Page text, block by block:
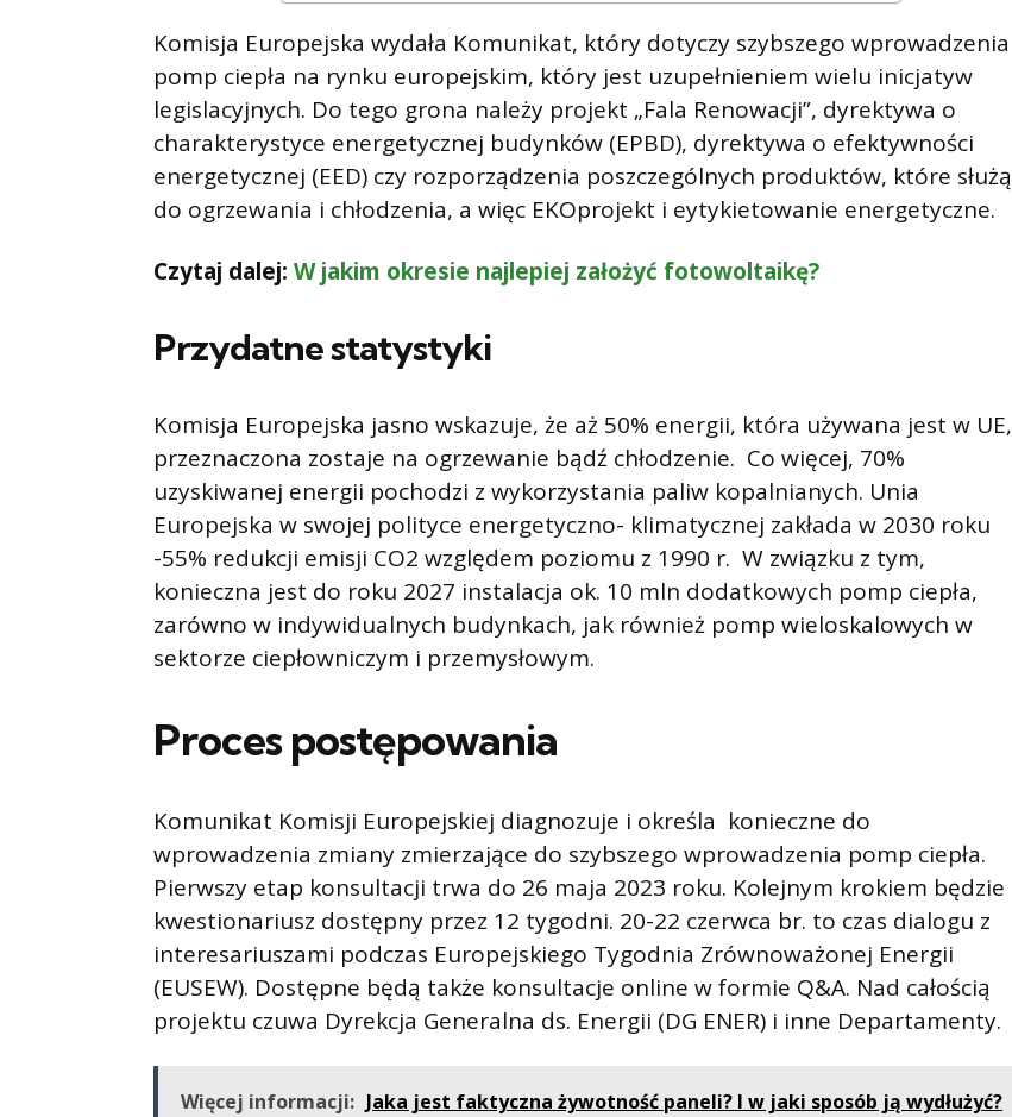
Komisja Europejska wydała Komunikat, który dotyczy szybszego wprowadzenia
pomp ciepła na rynku europejskim, który jest uzupełnieniem wielu inicjatyw
legislacyjnych. Do tego grona należy projekt „Fala Renowacji”, dyrektywa o
charakterystyce energetycznej budynków (EPBD), dyrektywa o efektywności
energetycznej (EED) czy rozporządzenia poszczególnych produktów, które służą
do ogrzewania i chłodzenia, a więc EKOprojekt i eytykietowanie energetyczne.
Czytaj dalej: W jakim okresie najlepiej założyć fotowoltaikę?
Przydatne statystyki
Komisja Europejska jasno wskazuje, że aż 50% energii, która używana jest w UE,
przeznaczona zostaje na ogrzewanie bądź chłodzenie. Co więcej, 70%
uzyskiwanej energii pochodzi z wykorzystania paliw kopalnianych. Unia
Europejska w swojej polityce energetyczno- klimatycznej zakłada w 2030 roku
-55% redukcji emisji CO2 względem poziomu z 1990 r. W związku z tym,
konieczna jest do roku 2027 instalacja ok. 10 mln dodatkowych pomp ciepła,
zarówno w indywidualnych budynkach, jak również pomp wieloskalowych w
sektorze ciepłowniczym i przemysłowym.
Proces postępowania
Komunikat Komisji Europejskiej diagnozuje i określa konieczne do
wprowadzenia zmiany zmierzające do szybszego wprowadzenia pomp ciepła.
Pierwszy etap konsultacji trwa do 26 maja 2023 roku. Kolejnym krokiem będzie
kwestionariusz dostępny przez 12 tygodni. 20-22 czerwca br. to czas dialogu z
interesariuszami podczas Europejskiego Tygodnia Zrównoważonej Energii
(EUSEW). Dostępne będą także konsultacje online w formie Q&A. Nad całością
projektu czuwa Dyrekcja Generalna ds. Energii (DG ENER) i inne Departamenty.
Więcej informacji: Jaka jest faktyczna żywotność paneli? I w jaki sposób ją wydłużyć?